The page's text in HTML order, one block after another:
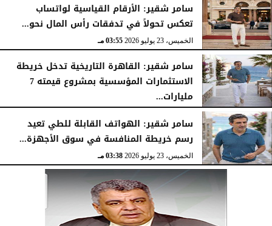
سامر شقير: الأرقام القياسية لواتساب
تعكس تحولاً في تدفقات رأس المال نحو...
الخميس، 23 يوليو 2026 03:55 مـ
سامر شقير: القاهرة التاريخية تدخل خريطة
الاستثمارات المؤسسية بمشروع قيمته 7
مليارات...
الخميس، 23 يوليو 2026
سامر شقير: الهواتف القابلة للطي تعيد
رسم خريطة المنافسة في سوق الأجهزة...
الخميس، 23 يوليو 2026 03:38 مـ